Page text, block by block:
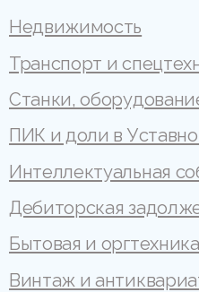
Недвижимость
Транспорт и
Станки,
ПИК и доли в
Интеллектуальная
Дебиторская
Бытовая и оргтехника
Винтаж и